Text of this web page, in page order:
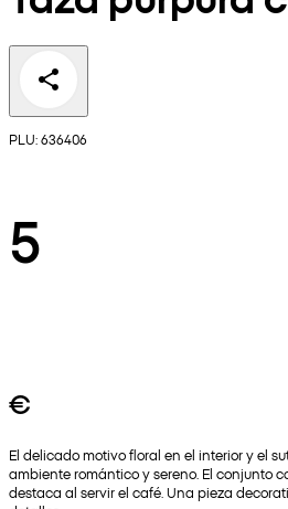
PLU: 636406
5
€
El delicado motivo floral en el interior y el
ambiente romántico y sereno. El conjunto
destaca al servir el café. Una pieza